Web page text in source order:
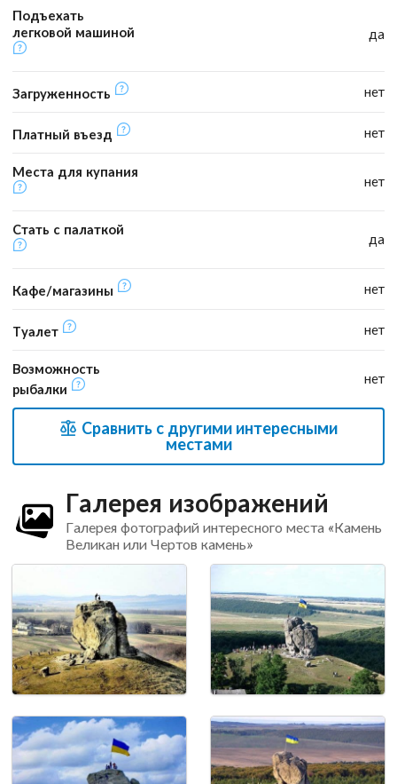
Подъехать
легковой машиной
да
Загруженность нет
Платный въезд нет
Места для купания
нет
Стать с палаткой
да
Кафе/магазины нет
Туалет нет
Возможность
рыбалки
нет
Сравнить с другими интересными
местами
Галерея изображений
Галерея фотографий интересного места «Камень
Великан или Чертов камень»